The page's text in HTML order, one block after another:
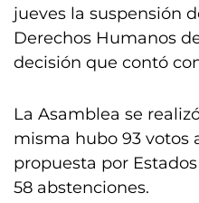
jueves la suspensión
Derechos Humanos
decisión que contó
La Asamblea se
misma hubo 93 votos
propuesta por
58 abstenciones.